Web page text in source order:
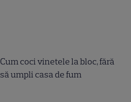
Cum coci vinetele la bloc, fără
să umpli casa de fum